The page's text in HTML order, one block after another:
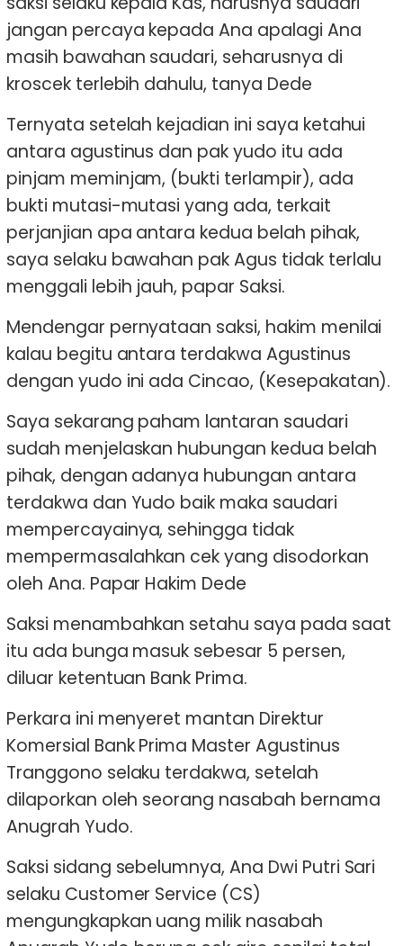
jangan percaya kepada Ana apalagi Ana
masih bawahan saudari, seharusnya di
kroscek terlebih dahulu, tanya Dede
Ternyata setelah kejadian ini saya ketahui
antara agustinus dan pak yudo itu ada
pinjam meminjam, (bukti terlampir), ada
bukti mutasi-mutasi yang ada, terkait
perjanjian apa antara kedua belah pihak,
saya selaku bawahan pak Agus tidak terlalu
menggali lebih jauh, papar Saksi.
Mendengar pernyataan saksi, hakim menilai
kalau begitu antara terdakwa Agustinus
dengan yudo ini ada Cincao, (Kesepakatan).
Saya sekarang paham lantaran saudari
sudah menjelaskan hubungan kedua belah
pihak, dengan adanya hubungan antara
terdakwa dan Yudo baik maka saudari
mempercayainya, sehingga tidak
mempermasalahkan cek yang disodorkan
oleh Ana. Papar Hakim Dede
Saksi menambahkan setahu saya pada saat
itu ada bunga masuk sebesar 5 persen,
diluar ketentuan Bank Prima.
Perkara ini menyeret mantan Direktur
Komersial Bank Prima Master Agustinus
Tranggono selaku terdakwa, setelah
dilaporkan oleh seorang nasabah bernama
Anugrah Yudo.
Saksi sidang sebelumnya, Ana Dwi Putri Sari
selaku Customer Service (CS)
mengungkapkan uang milik nasabah